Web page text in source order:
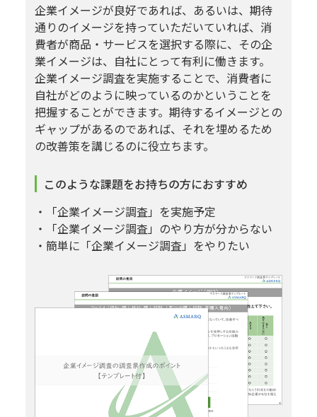
企業イメージが良好であれば、あるいは、期待
通りのイメージを持っていただいていれば、消
費者が商品・サービスを選択する際に、その企
業イメージは、自社にとって有利に働きます。
企業イメージ調査を実施することで、消費者に
自社がどのように映っているのかということを
把握することができます。期待するイメージとの
ギャップがあるのであれば、それを埋めるため
の改善策を講じるのに役立ちます。
このような課題をお持ちの方におすすめ
・「企業イメージ調査」を実施予定
・「企業イメージ調査」のやり方が分からない
・簡単に「企業イメージ調査」をやりたい